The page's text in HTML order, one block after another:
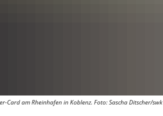
Card am Rheinhafen in Koblenz. Foto: Sascha Ditscher/swk